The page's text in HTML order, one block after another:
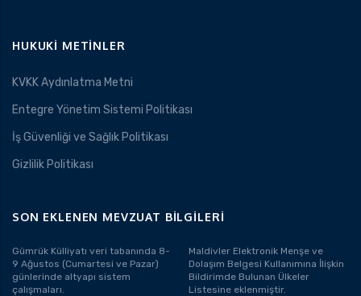
HUKUKI METINLER
KVKK Aydınlatma Metni
Entegre Yönetim Sistemi Politikası
İş Güvenliği ve Sağlık Politikası
Gizlilik Politikası
SON EKLENEN MEVZUAT BILGILERI
Gümrük Külliyatı veri tabanında 8-
9 Ağustos (Cumartesi ve Pazar)
günlerinde altyapı sistem
çalışmaları.
Maldivler Elektronik Menşe ve
Dolaşım Belgesi Kullanımına İlişkin
Bildirimde Bulunan Ülkeler
Listesine eklenmiştir.